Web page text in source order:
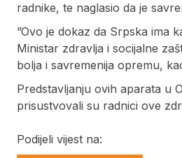
radnike, te naglasio da je
”Ovo je dokaz da Srpska ima
Ministar zdravlja i socijalne
bolja i savremenija opremu,
Predstavljanju ovih aparata u
prisustvovali su radnici ove
Podijeli vijest na: